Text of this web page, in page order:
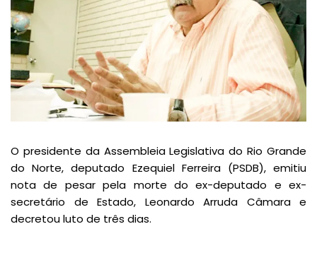
O presidente da Assembleia Legislativa do Rio Grande
do Norte, deputado Ezequiel Ferreira (PSDB), emitiu
nota de pesar pela morte do ex-deputado e ex-
secretário de Estado, Leonardo Arruda Câmara e
decretou luto de três dias.